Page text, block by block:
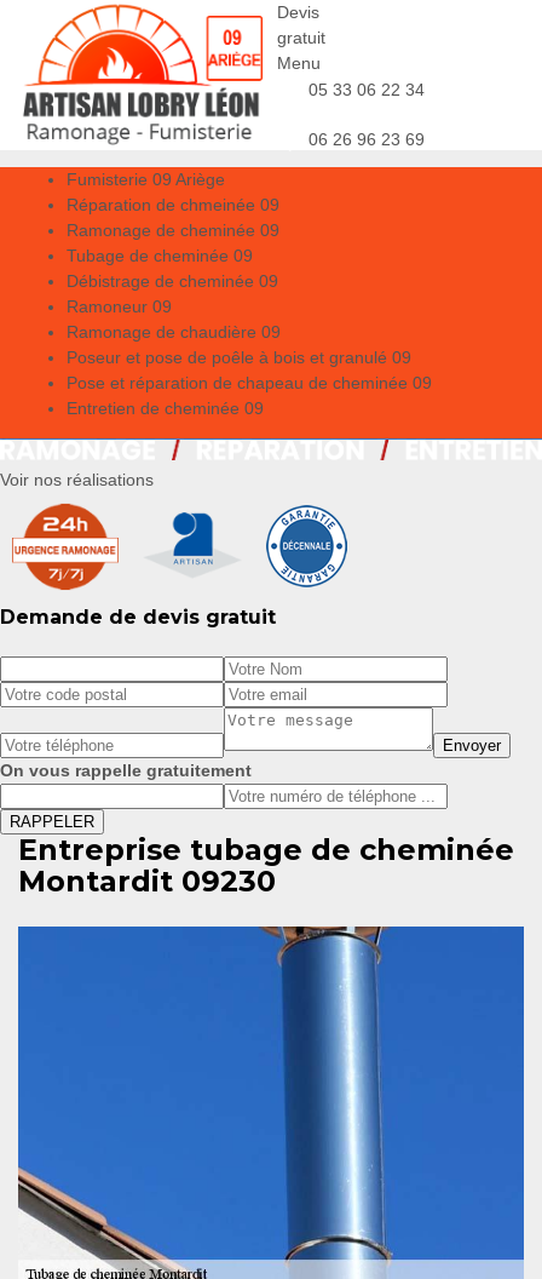
Devis
gratuit
Menu
05 33 06 22 34
06 26 96 23 69
Fumisterie 09 Ariège
Réparation de chmeinée 09
Ramonage de cheminée 09
Tubage de cheminée 09
Débistrage de cheminée 09
Ramoneur 09
Ramonage de chaudière 09
Poseur et pose de poêle à bois et granulé 09
Pose et réparation de chapeau de cheminée 09
Entretien de cheminée 09
Voir nos réalisations
Demande de devis gratuit
On vous rappelle gratuitement
Entreprise tubage de cheminée
Montardit 09230